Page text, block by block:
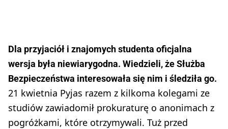
Dla przyjaciół i znajomych studenta oficjalna
wersja była niewiarygodna. Wiedzieli, że Służba
Bezpieczeństwa interesowała się nim i śledziła go.
21 kwietnia Pyjas razem z kilkoma kolegami ze
studiów zawiadomił prokuraturę o anonimach z
pogróżkami, które otrzymywali. Tuż przed